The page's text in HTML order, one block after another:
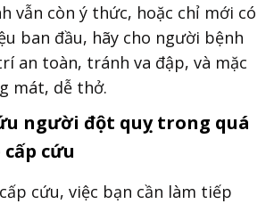
vẫn còn ý thức, hoặc chỉ mới có
ban đầu, hãy cho người bệnh
an toàn, tránh va đập, và mặc
mát, dễ thở.
người đột quỵ trong quá
cứu
cứu, việc bạn cần làm tiếp